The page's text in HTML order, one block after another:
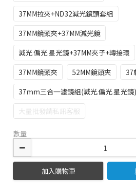
37MM拉夾+ND32減光鏡頭套組
37MM鏡頭夾+37MM減光鏡
減光.偏光.星光鏡+37MM夾子+轉接環
37MM鏡頭夾
52MM鏡頭夾
37
37mm三合一濾鏡組(減光.偏光.星光
大量批發請私訊客服
數量
加入購物車